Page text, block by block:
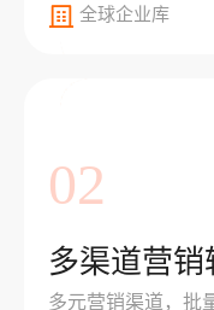
全球企业库
02
多渠道营销
多元营销渠道，批